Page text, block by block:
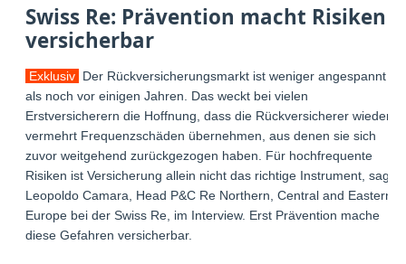
Swiss Re: Prävention macht Risiken
versicherbar
Exklusiv Der Rückversicherungsmarkt ist weniger angespannt
als noch vor einigen Jahren. Das weckt bei vielen
Erstversicherern die Hoffnung, dass die Rückversicherer wieder
vermehrt Frequenzschäden übernehmen, aus denen sie sich
zuvor weitgehend zurückgezogen haben. Für hochfrequente
Risiken ist Versicherung allein nicht das richtige Instrument, sagt
Leopoldo Camara, Head P&C Re Northern, Central and Eastern
Europe bei der Swiss Re, im Interview. Erst Prävention mache
diese Gefahren versicherbar.